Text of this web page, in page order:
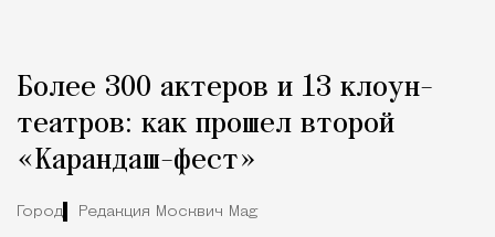
Более 300 актеров и 13 клоун-
театров: как прошел второй
«Карандаш-фест»
Город Редакция Москвич Mag